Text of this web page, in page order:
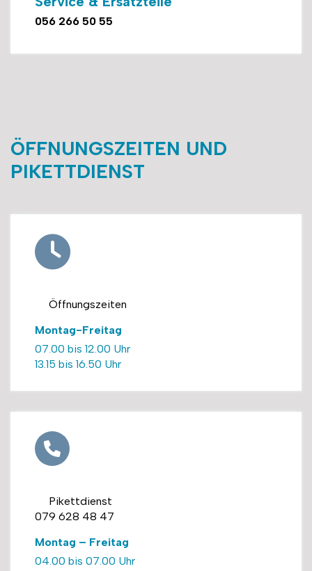
056 266 50 55
ÖFFNUNGSZEITEN UND
PIKETTDIENST
Öffnungszeiten
Montag-Freitag
07.00 bis 12.00 Uhr
13.15 bis 16.50 Uhr
Pikettdienst
079 628 48 47
Montag – Freitag
04.00 bis 07.00 Uhr